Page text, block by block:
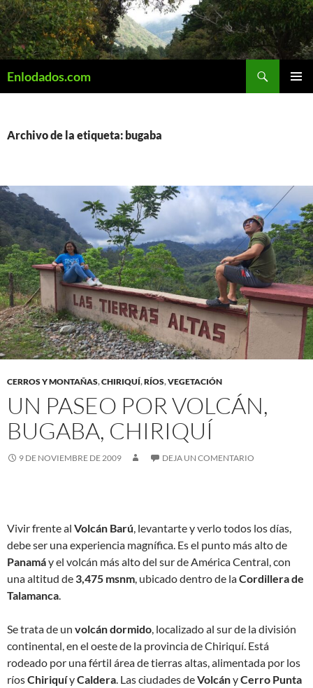
Saltar
al
contenido
Enlodados.com
Archivo de la etiqueta: bugaba
CERROS Y MONTAÑAS,CHIRIQUÍ,RÍOS,VEGETACIÓN
UN PASEO POR VOLCÁN,
BUGABA, CHIRIQUÍ
9 DE NOVIEMBRE DE 2009 DEJA UN COMENTARIO
Vivir frente al Volcán Barú , levantarte y verlo todos los días,
debe ser una experiencia magnífica. Es el punto más alto de
Panamáy el volcán más alto del sur de América Central, con
una altitud de 3,475 msnm , ubicado dentro de laCordillera de
Talamanca
Se trata de un volcán dormido , localizado al sur de la división
continental, en el oeste de la provincia de Chiriquí. Está
rodeado por una fértil área de tierras altas, alimentada por los
ríosChiriquíyCaldera . Las ciudades deVolcányCerro Punta